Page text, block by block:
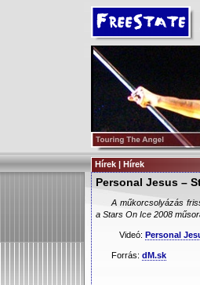
Hírek | Hírek
Personal Jesus –
A műkorcsolyázás
a Stars On Ice 2008
Videó: Personal
Forrás: dM.sk